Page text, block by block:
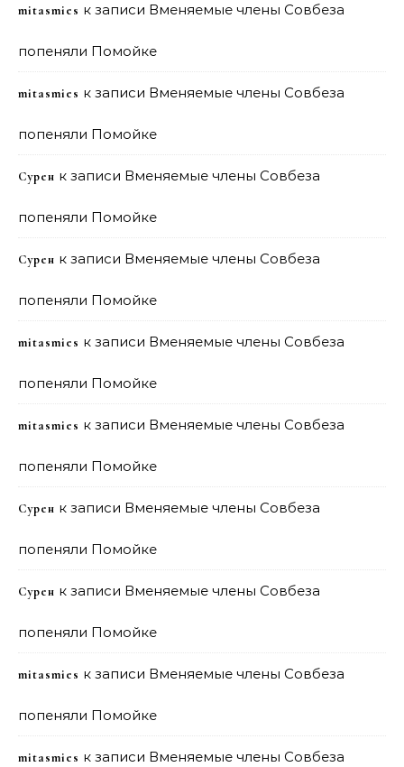
mitasmies к записи Вменяемые члены Совбеза
попеняли Помойке
mitasmies к записи Вменяемые члены Совбеза
попеняли Помойке
Сурен к записи Вменяемые члены Совбеза
попеняли Помойке
Сурен к записи Вменяемые члены Совбеза
попеняли Помойке
mitasmies к записи Вменяемые члены Совбеза
попеняли Помойке
mitasmies к записи Вменяемые члены Совбеза
попеняли Помойке
Сурен к записи Вменяемые члены Совбеза
попеняли Помойке
Сурен к записи Вменяемые члены Совбеза
попеняли Помойке
mitasmies к записи Вменяемые члены Совбеза
попеняли Помойке
mitasmies к записи Вменяемые члены Совбеза